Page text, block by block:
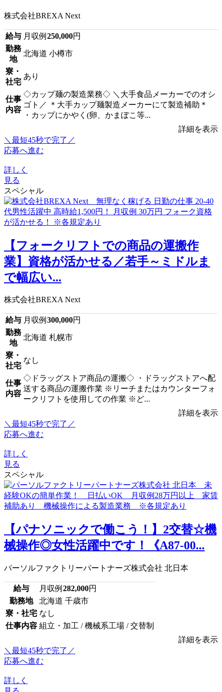
株式会社BREXA Next
給与 月収例 250,000円
勤務
地
北海道 小樽市
寮・
社宅
あり
仕事
内容
◇カップ麺の製造業務◇ ＼大手食品メーカーでのオシ
ゴト／ ＊大手カップ麺製造メーカーにて製造補助＊
・カップにかやく(卵、かまぼこ等...
詳細を表示
＼最短45秒で完了／
応募へ進む
詳しく
見る
スペシャル
【フォークリフトでの商品の運搬作
業】資格が活かせる／若手～ミドルま
で幅広い...
株式会社BREXA Next
給与 月収例 300,000円
勤務
地
北海道 札幌市
寮・
社宅
なし
仕事
内容
◇ドラッグストア商品の運搬◇ ・ドラッグストアへ配
送する商品の運搬作業 ※リーチまたはカウンターフォ
ークリフトを使用しての作業 ※ど...
詳細を表示
＼最短45秒で完了／
応募へ進む
詳しく
見る
スペシャル
【パナソニックで働こう！】2交替☆機
械操作◎女性活躍中です！《A87-00...
パーソルファクトリーパートナーズ株式会社 北日本
給与 月収例 282,000円
勤務地
北海道 千歳市
寮・社宅 なし
仕事内容 組立・加工 / 機械系工場 / 交替制
詳細を表示
＼最短45秒で完了／
応募へ進む
詳しく